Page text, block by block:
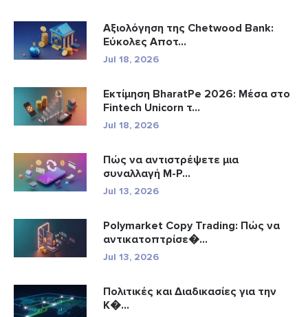
Αξιολόγηση της Chetwood Bank:
Εύκολες Αποτ...
Jul 18, 2026
Εκτίμηση BharatPe 2026: Μέσα στο
Fintech Unicorn τ...
Jul 18, 2026
Πώς να αντιστρέψετε μια
συναλλαγή M-P...
Jul 13, 2026
Polymarket Copy Trading: Πώς να
αντικατοπτρίσε�...
Jul 13, 2026
Πολιτικές και Διαδικασίες για την
Κ�...